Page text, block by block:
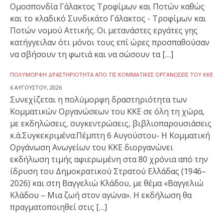
Ομοσπονδία Γάλακτος Τροφίμων και Ποτών καθώς
και το κλαδικό Συνδικάτο Γάλακτος - Τροφίμων και
Ποτών νομού Αττικής. Οι μετανάστες εργάτες γης
κατήγγειλαν ότι μόνοι τους επί ώρες προσπαθούσαν
να σβήσουν τη φωτιά και να σώσουν τα […]
ΠΟΛΎΜΟΡΦΗ ΔΡΑΣΤΗΡΙΌΤΗΤΑ ΑΠΌ ΤΙΣ ΚΟΜΜΑΤΙΚΈΣ ΟΡΓΑΝΏΣΕΙΣ ΤΟΥ ΚΚΕ
6 ΑΥΓΟΎΣΤΟΥ, 2026
Συνεχίζεται η πολύμορφη δραστηριότητα των
Κομματικών Οργανώσεων του ΚΚΕ σε όλη τη χώρα,
με εκδηλώσεις, συγκεντρώσεις, βιβλιοπαρουσιάσεις
κ.ά.Συγκεκριμένα:Πέμπτη 6 Αυγούστου- Η Κομματική
Οργάνωση Ανωγείων του ΚΚΕ διοργανώνει
εκδήλωση τιμής αφιερωμένη στα 80 χρόνια από την
ίδρυση του Δημοκρατικού Στρατού Ελλάδας (1946–
2026) και στη Βαγγελιώ Κλάδου, με θέμα «Βαγγελιώ
Κλάδου – Μια ζωή στον αγώνα». Η εκδήλωση θα
πραγματοποιηθεί στις […]